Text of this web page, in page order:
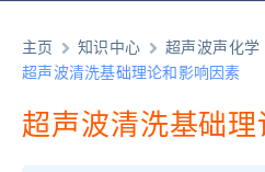
主页 知识中心
超声波声化学
超声波清洗基础理论和影响因素
超声波清洗基础